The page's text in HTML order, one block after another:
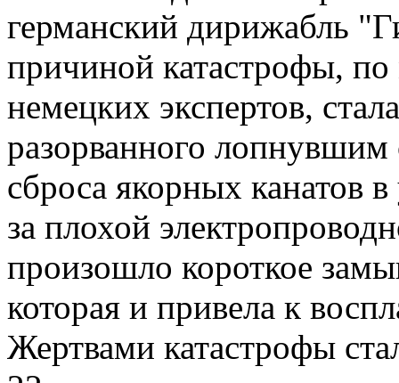
германский дирижабль
причиной катастрофы,
немецких экспертов,
разорванного
сброса якорных канатов
за плохой
произошло короткое
которая и привела к
Жертвами катастрофы